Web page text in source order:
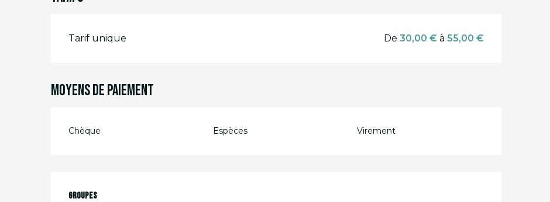
Tarifs 2026
Tarif unique De30,00 € à55,00 €
Moyens de paiement
Chèque Espèces Virement
Groupes
Groupes